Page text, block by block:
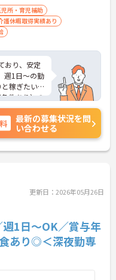
所・育児補助
護休暇取得実績あり
おり、安定
週1日～の勤
稼ぎたい
件あり）の
と評価され
休からの復
制度（最
万円補助）
研修やキャ
を目指し
、面接対
すのでお
最新の募集状況を問
い合わせる
更新日：2026年05月26日
週1日～OK／賞与年
あり◎＜深夜勤専